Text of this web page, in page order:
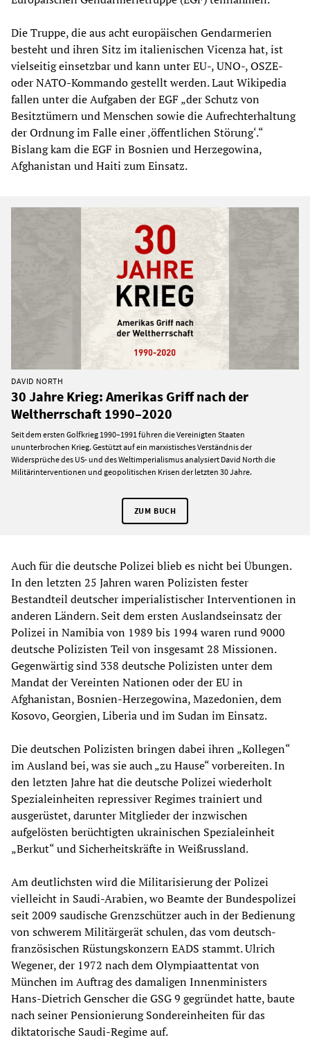
Die Truppe, die aus acht europäischen Gendarmerien
besteht und ihren Sitz im italienischen Vicenza hat, ist
vielseitig einsetzbar und kann unter EU-, UNO-, OSZE-
oder NATO-Kommando gestellt werden. Laut Wikipedia
fallen unter die Aufgaben der EGF „der Schutz von
Besitztümern und Menschen sowie die Aufrechterhaltung
der Ordnung im Falle einer ‚öffentlichen Störung‘.“
Bislang kam die EGF in Bosnien und Herzegowina,
Afghanistan und Haiti zum Einsatz.
DAVID NORTH
30 Jahre Krieg: Amerikas Griff nach der
Weltherrschaft 1990–2020
Seit dem ersten Golfkrieg 1990–1991 führen die Vereinigten Staaten
ununterbrochen Krieg. Gestützt auf ein marxistisches Verständnis der
Widersprüche des US- und des Weltimperialismus analysiert David North die
Militärinterventionen und geopolitischen Krisen der letzten 30 Jahre.
ZUM BUCH
Auch für die deutsche Polizei blieb es nicht bei Übungen.
In den letzten 25 Jahren waren Polizisten fester
Bestandteil deutscher imperialistischer Interventionen in
anderen Ländern. Seit dem ersten Auslandseinsatz der
Polizei in Namibia von 1989 bis 1994 waren rund 9000
deutsche Polizisten Teil von insgesamt 28 Missionen.
Gegenwärtig sind 338 deutsche Polizisten unter dem
Mandat der Vereinten Nationen oder der EU in
Afghanistan, Bosnien-Herzegowina, Mazedonien, dem
Kosovo, Georgien, Liberia und im Sudan im Einsatz.
Die deutschen Polizisten bringen dabei ihren „Kollegen“
im Ausland bei, was sie auch „zu Hause“ vorbereiten. In
den letzten Jahre hat die deutsche Polizei wiederholt
Spezialeinheiten repressiver Regimes trainiert und
ausgerüstet, darunter Mitglieder der inzwischen
aufgelösten berüchtigten ukrainischen Spezialeinheit
„Berkut“ und Sicherheitskräfte in Weißrussland.
Am deutlichsten wird die Militarisierung der Polizei
vielleicht in Saudi-Arabien, wo Beamte der Bundespolizei
seit 2009 saudische Grenzschützer auch in der Bedienung
von schwerem Militärgerät schulen, das vom deutsch-
französischen Rüstungskonzern EADS stammt. Ulrich
Wegener, der 1972 nach dem Olympiaattentat von
München im Auftrag des damaligen Innenministers
Hans-Dietrich Genscher die GSG 9 gegründet hatte, baute
nach seiner Pensionierung Sondereinheiten für das
diktatorische Saudi-Regime auf.